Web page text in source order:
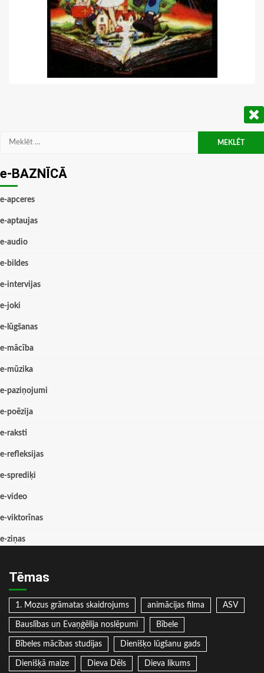
Meklēt:
e-BAZNĪCĀ
e-apceres
e-aptaujas
e-audio
e-bildes
e-intervijas
e-joki
e-lūgšanas
e-mācība
e-mūzika
e-paziņojumi
e-poēzija
e-raksti
e-refleksijas
e-sprediķi
e-video
e-viktorīnas
e-ziņas
Tēmas
1. Mozus grāmatas skaidrojums animācijas filma ASV
Bauslības un Evaņģēlija noslēpumi Bībele
Bībeles mācības studijas Dienišķo lūgšanu gads
Dienišķā maize Dieva Dēls Dieva likums